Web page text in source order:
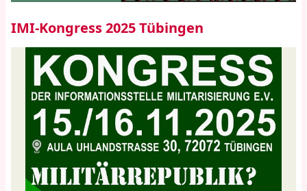
IMI-Kongress 2025 Tübingen